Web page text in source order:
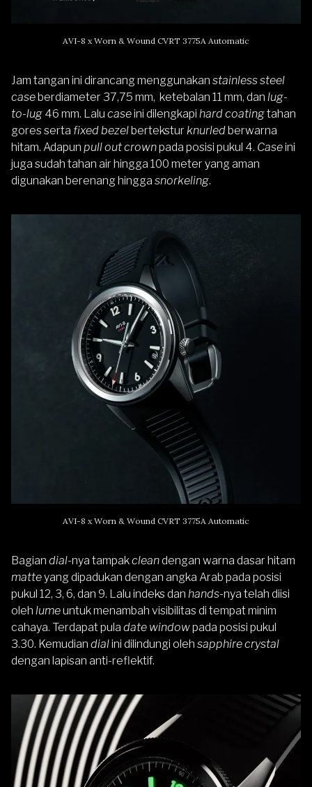
AVI-8 x Worn & Wound CVRT 3775A Automatic
Jam tangan ini dirancang menggunakan stainless steel
case berdiameter 37,75 mm, ketebalan 11 mm, dan lug-
to-lug 46 mm. Lalu caseini dilengkapi hard coatingtahan
gores serta fixed bezel bertekstur knurled berwarna
hitam. Adapun pull out crownpada posisi pukul 4. Caseini
juga sudah tahan air hingga 100 meter yang aman
digunakan berenang hingga snorkeling.
AVI-8 x Worn & Wound CVRT 3775A Automatic
Bagian dial-nya tampakcleandengan warna dasar hitam
matteyang dipadukan dengan angka Arab pada posisi
pukul 12, 3, 6, dan 9. Lalu indeks dan hands-nya telah diisi
oleh lumeuntuk menambah visibilitas di tempat minim
cahaya. Terdapat pula date windowpada posisi pukul
3.30. Kemudian dialini dilindungi oleh sapphire crystal
dengan lapisan anti-reflektif.